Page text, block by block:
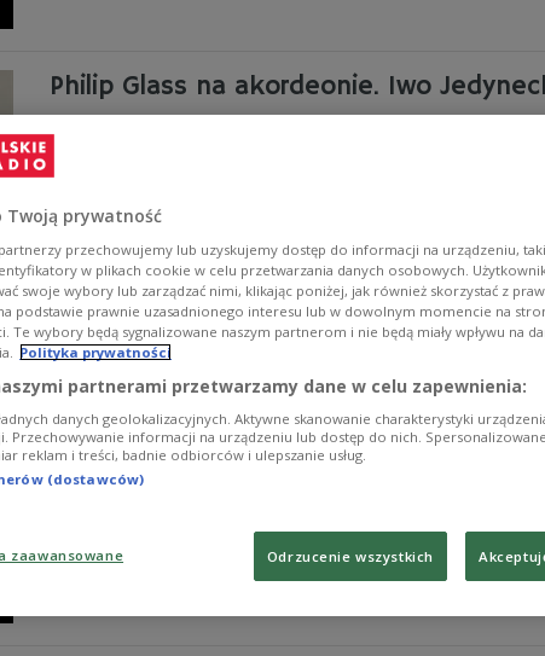
Philip Glass na akordeonie. Iwo
Philip Glass na akordeonie? Brzmi zaskakująco, ale
Jedynecki jako pierwszy w historii zarejestrował
kompozytora-minimalisty w autorskim opracowaniu
Mountain Music – oficjalnym wydawnictwie
akordeonowej.
Zobacz więcej na temat:Dwójka KULTURA muzyka
Orkiestra Polskiego Radia na
"Mir zenen do. Jesteśmy tutaj" - widowisko pod takim
września o godz. 17.00 - w Muzeum Historii Żydów
zagra pod batutą Michała Klauzy.
Orkiestra
Michał Klauza Kajetan Prochyra Jacek
Grzegorz Jankowski
Janusz Szymański Marcin Masecki Alisa
Twoją prywatność
partnerzy przechowujemy lub uzyskujemy dostęp do informacji na urządzeniu,
w plikach cookie w celu przetwarzania danych osobowych.
swoje wybory lub zarządzać nimi, klikając poniżej, jak również skorzystać z
podstawie prawnie uzasadnionego interesu lub w dowolnym momencie na
Te wybory będą sygnalizowane naszym partnerom i nie będą miały wpływu na
Polityka prywatności
partnerami przetwarzamy dane w celu zapewnienia:
danych geolokalizacyjnych. Aktywne skanowanie charakterystyki
Przechowywanie informacji na urządzeniu lub dostęp do nich.
reklam i treści, badnie odbiorców i ulepszanie usług.
(dostawców)
zaawansowane Odrzucenie wszystkich